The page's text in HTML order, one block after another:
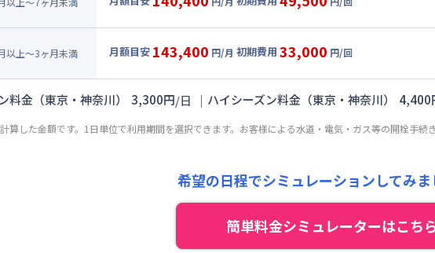
84,000円/月 (2,800円/日)
光熱費他 : 24,000円/月 (800円/日) (税抜)
清掃料他 : 50,000円/回 (税抜)
その他費用 :
管理費: 27,000円/月 (900円/日)
87,000円/月 (2,900円/日)
光熱費他 : 24,000円/月 (800円/日) (税抜)
清掃料他 : 45,000円/回 (税抜)
その他費用 :
以上～3ヶ月未満 月額目安 143,400 円/月 初期費用 33,000 円/回
月額賃料目安(30日利用)
光熱費他 : 24,000円/月 (800円/日) (税抜)
料金（東京・神奈川） 3,300円/日 ｜ ハイシーズン料金（東京・神奈川） 4,400
した金額です。1日単位で利用期間を選択できます。お客様による水道・電気・ガス等の開栓手続き
希望の日程でシミュレーションしてみま
簡単料金シミュレーターはこち